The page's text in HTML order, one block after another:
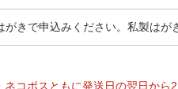
きで申込みください。私製はが
コポスともに発送日の翌日か